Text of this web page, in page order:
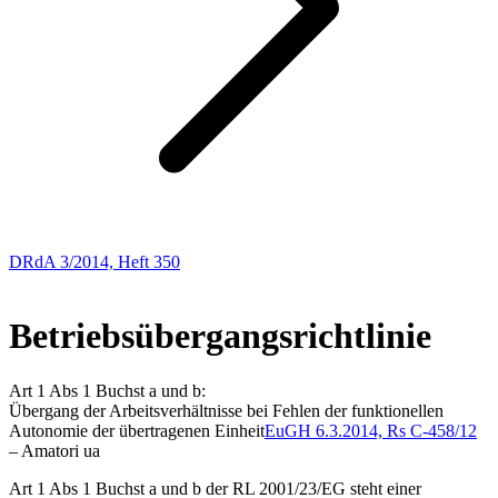
DRdA 3/2014, Heft 350
Betriebsübergangsrichtlinie
Art 1 Abs 1 Buchst a und b:
Übergang der Arbeitsverhältnisse bei Fehlen der funktionellen
Autonomie der übertragenen EinheitEuGH 6.3.2014, Rs C-458/12
– Amatori ua
Art 1 Abs 1 Buchst a und b der RL 2001/23/EG steht einer